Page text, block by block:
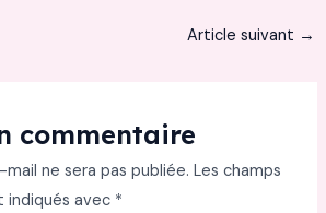
Article suivant →
commentaire
ne sera pas publiée. Les champs
indiqués avec *